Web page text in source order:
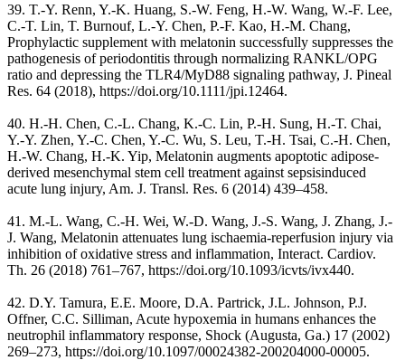
39. T.-Y. Renn, Y.-K. Huang, S.-W. Feng, H.-W. Wang, W.-F. Lee,
C.-T. Lin, T. Burnouf, L.-Y. Chen, P.-F. Kao, H.-M. Chang,
Prophylactic supplement with melatonin successfully suppresses the
pathogenesis of periodontitis through normalizing RANKL/OPG
ratio and depressing the TLR4/MyD88 signaling pathway, J. Pineal
Res. 64 (2018), https://doi.org/10.1111/jpi.12464.
40. H.-H. Chen, C.-L. Chang, K.-C. Lin, P.-H. Sung, H.-T. Chai,
Y.-Y. Zhen, Y.-C. Chen, Y.-C. Wu, S. Leu, T.-H. Tsai, C.-H. Chen,
H.-W. Chang, H.-K. Yip, Melatonin augments apoptotic adipose-
derived mesenchymal stem cell treatment against sepsisinduced
acute lung injury, Am. J. Transl. Res. 6 (2014) 439–458.
41. M.-L. Wang, C.-H. Wei, W.-D. Wang, J.-S. Wang, J. Zhang, J.-
J. Wang, Melatonin attenuates lung ischaemia-reperfusion injury via
inhibition of oxidative stress and inflammation, Interact. Cardiov.
Th. 26 (2018) 761–767, https://doi.org/10.1093/icvts/ivx440.
42. D.Y. Tamura, E.E. Moore, D.A. Partrick, J.L. Johnson, P.J.
Offner, C.C. Silliman, Acute hypoxemia in humans enhances the
neutrophil inflammatory response, Shock (Augusta, Ga.) 17 (2002)
269–273, https://doi.org/10.1097/00024382-200204000-00005.